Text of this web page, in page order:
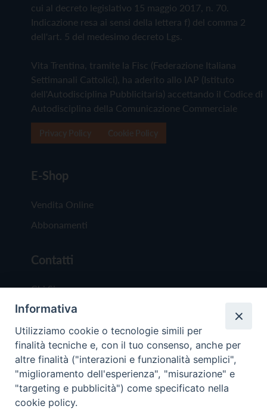
cui al decreto legislativo 15 maggio 2017, n. 70.
Indicazione resa ai sensi della lettera f) del comma 2
dell'art. 5 del medesimo decreto Lgs.
Vita Trentina, tramite la Fisc (Federazione Italiana
Settimanali Cattolici), ha aderito allo IAP (Istituto
dell'Autodisciplina Pubblicitaria) accettando il Codice di
Autodisciplina della Comunicazione Commerciale
E-Shop
Vendita Online
Abbonamenti
Contatti
Chi Siamo
Redazione
Scrivici
Copyright © 2019 - Tutti i diritti riservati - Vita
Informativa
Utilizziamo cookie o tecnologie simili per
finalità tecniche e, con il tuo consenso, anche per
altre finalità ("interazioni e funzionalità semplici",
"miglioramento dell'esperienza", "misurazione" e
"targeting e pubblicità") come specificato nella
cookie policy.